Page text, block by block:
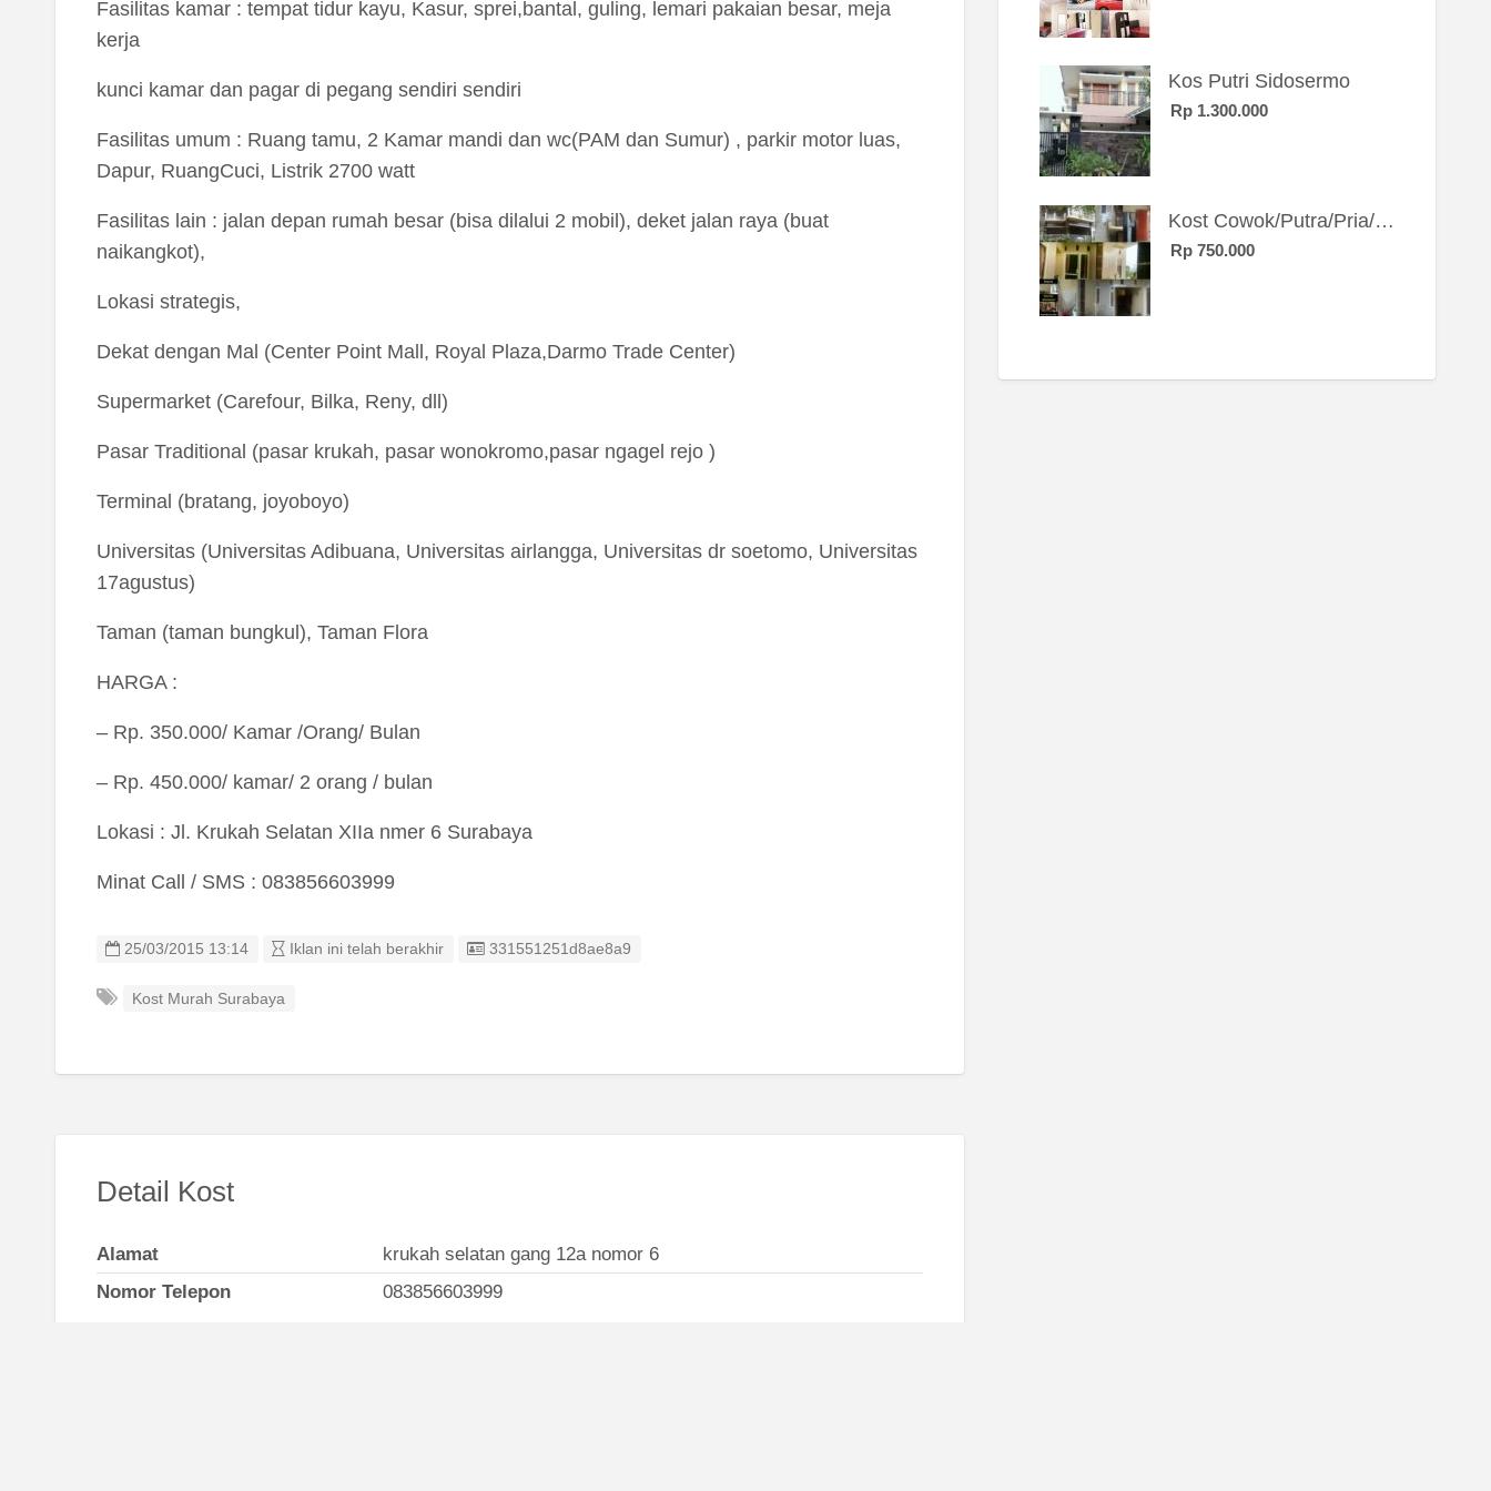
Fasilitas kamar : tempat tidur kayu, Kasur, sprei,bantal, guling, lemari pakaian besar, meja
kerja
kunci kamar dan pagar di pegang sendiri sendiri
Fasilitas umum : Ruang tamu, 2 Kamar mandi dan wc(PAM dan Sumur) , parkir motor luas,
Dapur, RuangCuci, Listrik 2700 watt
Fasilitas lain : jalan depan rumah besar (bisa dilalui 2 mobil), deket jalan raya (buat
naikangkot),
Lokasi strategis,
Dekat dengan Mal (Center Point Mall, Royal Plaza,Darmo Trade Center)
Supermarket (Carefour, Bilka, Reny, dll)
Pasar Traditional (pasar krukah, pasar wonokromo,pasar ngagel rejo )
Terminal (bratang, joyoboyo)
Universitas (Universitas Adibuana, Universitas airlangga, Universitas dr soetomo, Universitas
17agustus)
Taman (taman bungkul), Taman Flora
HARGA :
– Rp. 350.000/ Kamar /Orang/ Bulan
– Rp. 450.000/ kamar/ 2 orang / bulan
Lokasi : Jl. Krukah Selatan XIIa nmer 6 Surabaya
Minat Call / SMS : 083856603999
25/03/2015 13:14 Iklan ini telah berakhir Listing ID
331551251d8ae8a9
Kost Murah Surabaya
Detail Kost
Alamat
krukah selatan gang 12a nomor 6
Nomor Telepon
083856603999
Kos Putri Sidosermo
Rp 1.300.000
Kost Cowok/Putra/Pria/Mahasiswa/Karyawan SIngle eksklusif bangunan baru
Rp 750.000